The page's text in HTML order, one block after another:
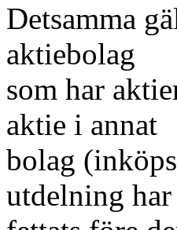
Detsamma
aktiebolag
som har
aktie i annat
bolag
utdelning har